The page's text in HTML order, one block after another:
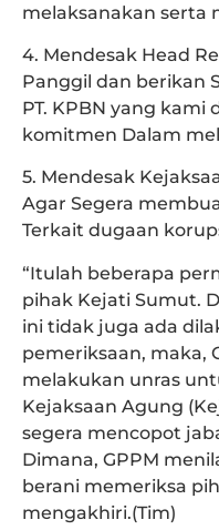
melaksanakan serta
4. Mendesak Head
Panggil dan berikan
PT. KPBN yang
komitmen Dalam
5. Mendesak
Agar Segera
Terkait dugaan
“Itulah beberapa
pihak Kejati Sumut.
ini tidak juga ada
pemeriksaan, maka,
melakukan unras
Kejaksaan Agung
segera mencopot
Dimana, GPPM
berani memeriksa
mengakhiri.(Tim)